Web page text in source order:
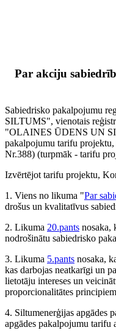
Par akciju
Sabiedrisko pakalpojumu
SILTUMS", vienotais
"OLAINES ŪDENS UN
pakalpojumu tarifu
Nr.388) (turpmāk - tarifu
Izvērtējot tarifu projektu,
1. Viens no likuma "Par
drošus un kvalitatīvus
2. Likuma 20.pants nosaka,
nodrošinātu sabiedrisko
3. Likuma 5.pants nosaka,
kas darbojas neatkarīgi un
lietotāju intereses un
proporcionalitātes
4. Siltumenerģijas apgādes
apgādes pakalpojumu tarifu